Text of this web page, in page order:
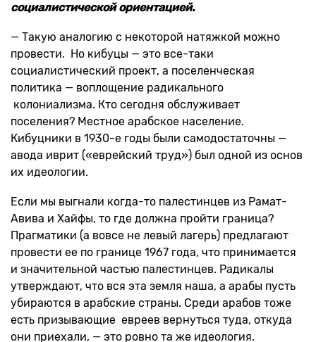
социалистической ориентацией.
— Такую аналогию с некоторой натяжкой можно
провести. Но кибуцы — это все-таки
социалистический проект, а поселенческая
политика — воплощение радикального
колониализма. Кто сегодня обслуживает
поселения? Местное арабское население.
Кибуцники в 1930-е годы были самодостаточны —
авода иврит («еврейский труд») был одной из основ
их идеологии.
Если мы выгнали когда-то палестинцев из Рамат-
Авива и Хайфы, то где должна пройти граница?
Прагматики (а вовсе не левый лагерь) предлагают
провести ее по границе 1967 года, что принимается
и значительной частью палестинцев. Радикалы
утверждают, что вся эта земля наша, а арабы пусть
убираются в арабские страны. Среди арабов тоже
есть призывающие евреев вернуться туда, откуда
они приехали, — это ровно та же идеология.